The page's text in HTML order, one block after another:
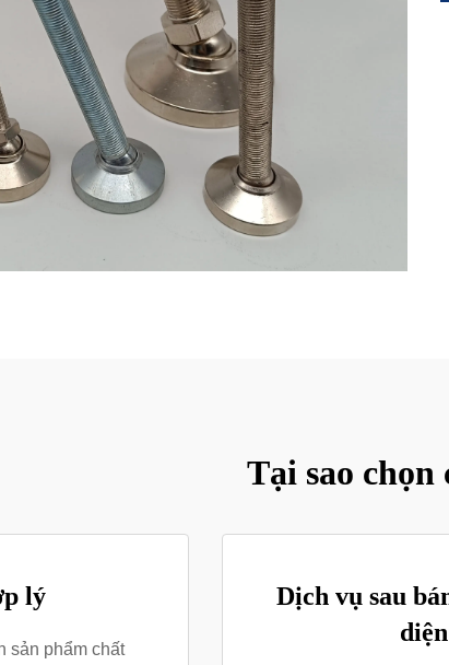
Tại sao chọn
lý
sản phẩm chất
Dịch vụ sau
diện